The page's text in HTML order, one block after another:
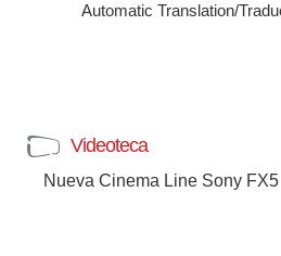
Automatic Translation/
Videoteca
Nueva Cinema Line Sony FX5